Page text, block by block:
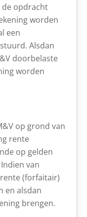
de opdracht
worden
een
Alsdan
doorbelaste
worden
op grond van
rente
op gelden
van
(forfaitair)
en alsdan
brengen.